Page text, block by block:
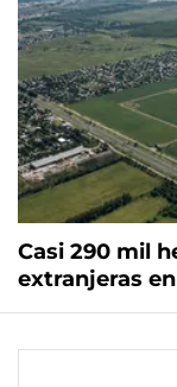
Casi 290 mil
extranjeras